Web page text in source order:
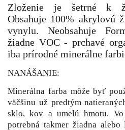
Zloženie je šetrné k
Obsahuje 100% akrylovú
vynylu. Neobsahuje
žiadne VOC - prchavé
iba prírodné minerálne
NANÁŠANIE:
Minerálna farba môže byť
väčšinu už predtým
sklo, kov a umelú hmotu.
potrebná takmer žiadna